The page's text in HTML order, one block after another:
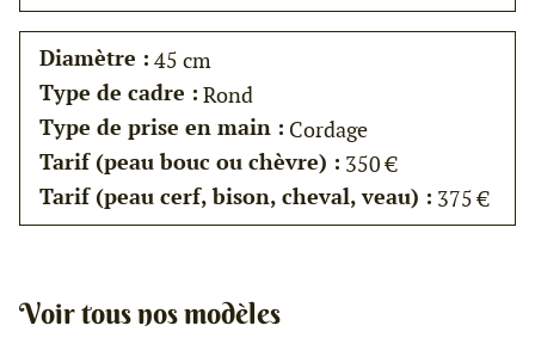
Diamètre : 45 cm
Type de cadre : Rond
Type de prise en main : Cordage
Tarif (peau bouc ou chèvre) : 350 €
Tarif (peau cerf, bison, cheval, veau) : 375 €
Voir tous nos modèles